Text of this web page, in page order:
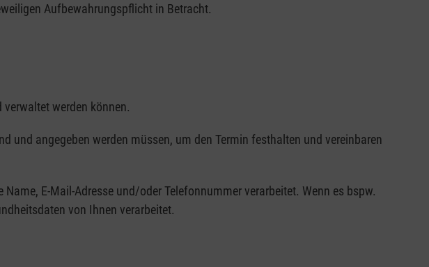
Aufbewahrungspflicht in Betracht.
werden können.
und angegeben werden müssen, um den Termin festhalten und vereinbaren
E-Mail-Adresse und/oder Telefonnummer verarbeitet. Wenn es bspw.
von Ihnen verarbeitet.